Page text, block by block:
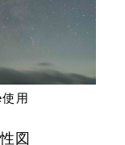
用
図